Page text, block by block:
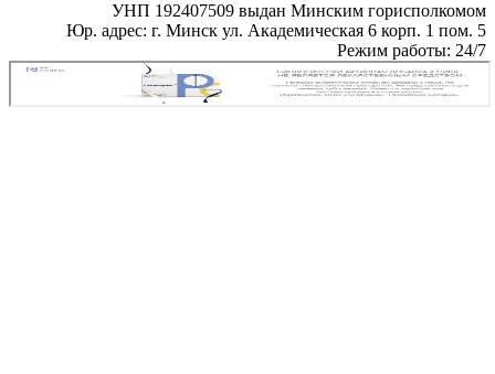
УНП 192407509 выдан Минским горисполкомом
Юр. адрес: г. Минск ул. Академическая 6 корп. 1 пом. 5
Режим работы: 24/7